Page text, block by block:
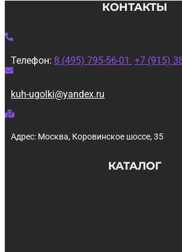
КОНТАКТЫ
Телефон: 8 (495) 795-56-01 +7 (915)
kuh-ugolki@yandex.ru
Адрес: Москва, Коровинское шоссе, 35
КАТАЛОГ